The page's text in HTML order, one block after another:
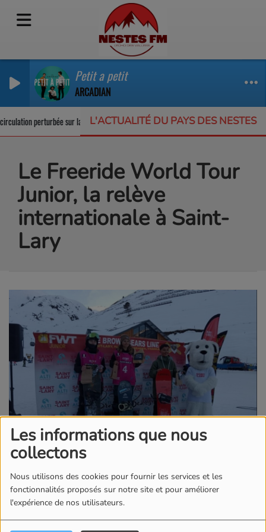
Les informations que nous
collectons
Nous utilisons des cookies pour fournir les services et les
fonctionnalités proposés sur notre site et pour améliorer
l'expérience de nos utilisateurs.
Petit a petit
ARCADIAN
L'ACTUALITÉ DU PAYS DES NESTES
perturbée sur la RD123 Un appel à projets pour protéger la
Le Freeride World Tour
Junior, la relève
internationale à Saint-
Lary
13 FÉVRIER 2026
La station de Saint-Lary a accueilli l’étape
pyrénéenne du Freeride World Tour Junior organisé
par le club de snowboard, les Brown Bears. Cette
épreuve permet aux jeunes skieurs et